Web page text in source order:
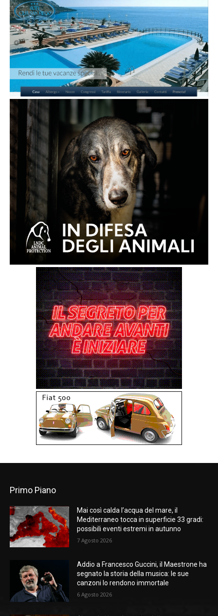
Primo Piano
Mai così calda l’acqua del mare, il
Mediterraneo tocca in superficie 33 gradi:
possibili eventi estremi in autunno
7 Agosto 2026
Addio a Francesco Guccini, il Maestrone ha
segnato la storia della musica: le sue
canzoni lo rendono immortale
6 Agosto 2026